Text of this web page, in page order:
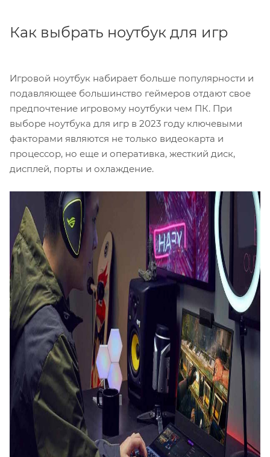
Как выбрать ноутбук для игр
Игровой ноутбук набирает больше популярности и
подавляющее большинство геймеров отдают свое
предпочтение игровому ноутбуки чем ПК. При
выборе ноутбука для игр в 2023 году ключевыми
факторами являются не только видеокарта и
процессор, но еще и оперативка, жесткий диск,
дисплей, порты и охлаждение.